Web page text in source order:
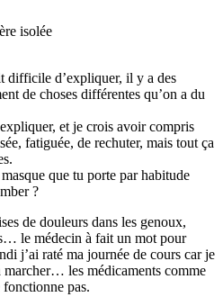
isolée
difficile d’expliquer, il y a des
de choses différentes qu’on a du
et je crois avoir compris
fatiguée, de rechuter, mais tout ça
que tu porte par habitude
?
de douleurs dans les genoux,
le médecin à fait un mot pour
j’ai raté ma journée de cours car je
marcher… les médicaments comme
pas.